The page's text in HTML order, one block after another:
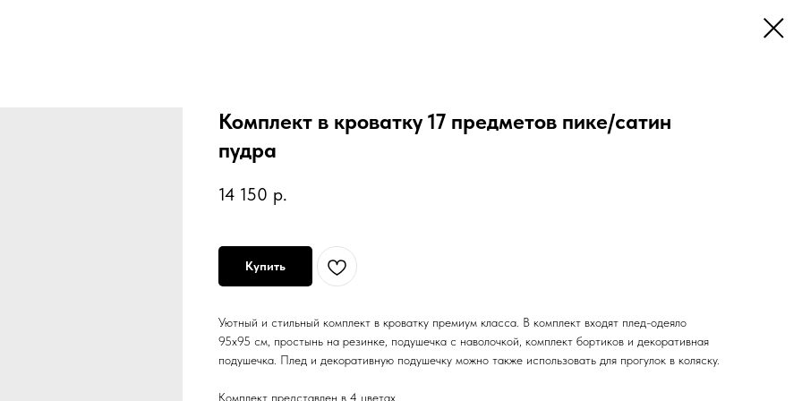
Комплект в кроватку 17 предметов пике/сатин
пудра
14 150 р.
Купить
Уютный и стильный комплект в кроватку премиум класса. В комплект входят плед-одеяло
95х95 см, простынь на резинке, подушечка с наволочкой, комплект бортиков и декоративная
подушечка. Плед и декоративную подушечку можно также использовать для прогулок в коляску.
Комплект представлен в 4 цветах.